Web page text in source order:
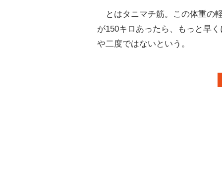
とはタニマチ筋。この体重の
が150キロあったら、もっと早
や二度ではないという。